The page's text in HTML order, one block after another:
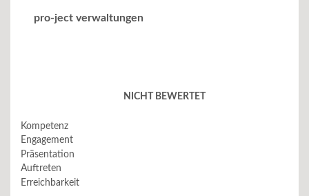
pro-ject verwaltungen
NICHT BEWERTET
Kompetenz
Engagement
Präsentation
Auftreten
Erreichbarkeit